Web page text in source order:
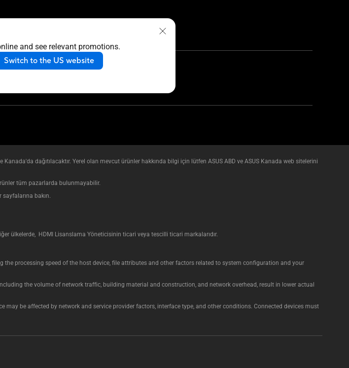
and see relevant promotions.
Switch to the US website
dağıtılacaktır. Yerel olan mevcut ürünler hakkında bilgi için lütfen ASUS ABD ve ASUS Kanada web sitelerini
tüm pazarlarda bulunmayabilir.
bakın.
ülkelerde, HDMI Lisanslama Yöneticisinin ticari veya tescilli ticari markalarıdır.
processing speed of the host device, file attributes and other factors related to system configuration and your
the volume of network traffic, building material and construction, and network overhead, result in lower actual
be affected by network and service provider factors, interface type, and other conditions. Connected devices must